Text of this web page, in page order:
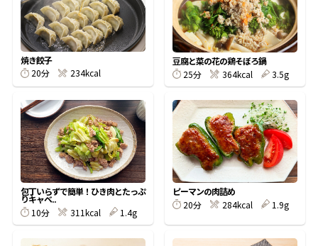
『踊り節』
鰹節屋の
だしパック
だし粉
焼き餃子
20分
234kcal
豆腐と菜の花の鶏そぼろ鍋
25分
364kcal 3.5g
包丁いらずで簡単！ひき肉とたっぷ
りキャベ..
10分
311kcal 1.4g
ピーマンの肉詰め
20分
284kcal 1.9g